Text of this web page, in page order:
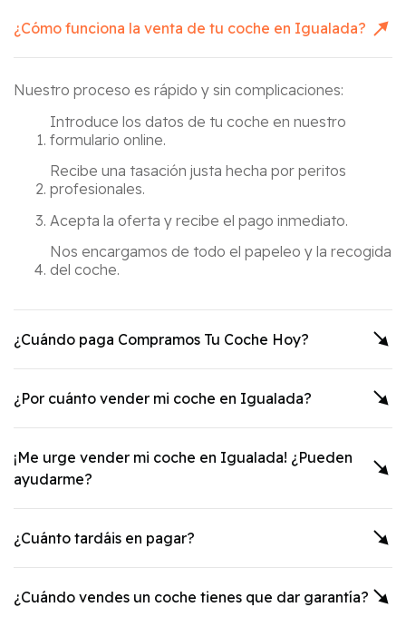
¿Cómo funciona la venta de tu coche en Igualada?
Nuestro proceso es rápido y sin complicaciones:
Introduce los datos de tu coche en nuestro
formulario online.
Recibe una tasación justa hecha por peritos
profesionales.
Acepta la oferta y recibe el pago inmediato.
Nos encargamos de todo el papeleo y la recogida
del coche.
¿Cuándo paga Compramos Tu Coche Hoy?
¿Por cuánto vender mi coche en Igualada?
¡Me urge vender mi coche en Igualada! ¿Pueden
ayudarme?
¿Cuánto tardáis en pagar?
¿Cuándo vendes un coche tienes que dar garantía?